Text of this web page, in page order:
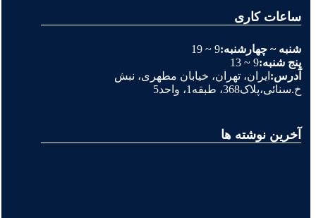
ساعات کاری
شنبه ~ چهارشنبه:9 ~ 19
پنج شنبه:9 ~ 13
آدرس: ایران، تهران، خیابان مطهری، نبش
خ.سنائی،پلاک368، طبقه1، واحد5
آخرین نوشته ها